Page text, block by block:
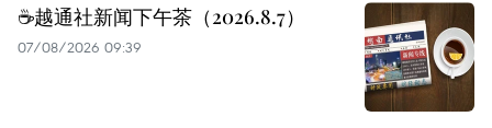
☕️越通社新闻下午茶（2026.8.7）
07/08/2026 09:39